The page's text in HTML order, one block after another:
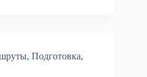
, Подготовка,